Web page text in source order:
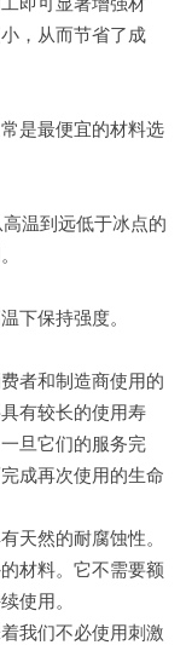
，从而节省了成
是最便宜的材料选
温到远低于冰点的
下保持强度。
者和制造商使用的
有较长的使用寿
旦它们的服务完
成再次使用的生命
天然的耐腐蚀性。
材料。它不需要额
使用。
我们不必使用刺激